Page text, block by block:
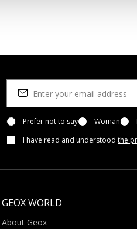
Prefer not to say Woman
I have read and understood the
GEOX WORLD
About Geox